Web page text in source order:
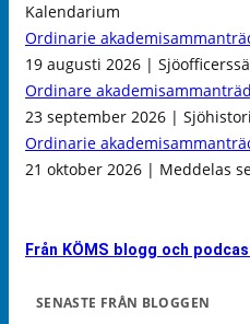
Kalendarium
Ordinarie
19 augusti 2026 |
Ordinare
23 september 2026 |
Ordinarie
21 oktober 2026 | Meddelas
Från KÖMS blogg och
SENASTE FRÅN BLOGGEN